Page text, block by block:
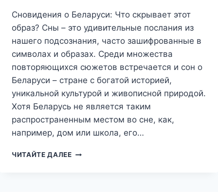
КАК
ЕГО
Сновидения о Беларуси: Что скрывает этот
образ? Сны – это удивительные послания из
нашего подсознания, часто зашифрованные в
символах и образах. Среди множества
повторяющихся сюжетов встречается и сон о
Беларуси – стране с богатой историей,
уникальной культурой и живописной природой.
Хотя Беларусь не является таким
распространенным местом во сне, как,
например, дом или школа, его…
ЧИТАЙТЕ ДАЛЕЕСНОВИДЕНИЯ